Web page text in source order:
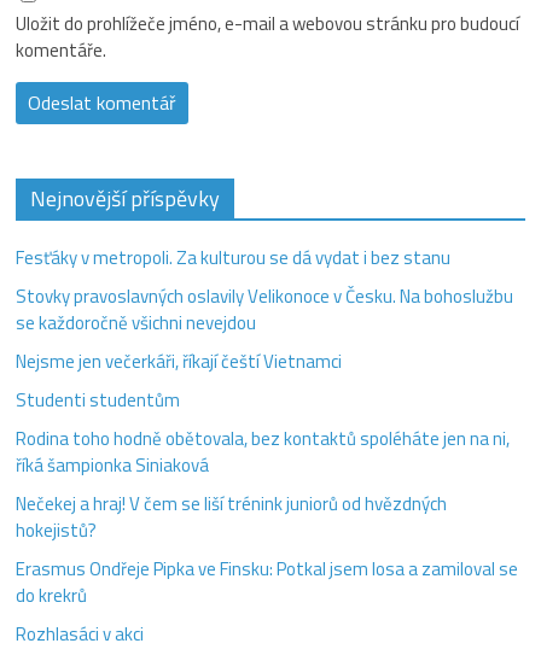
Uložit do prohlížeče jméno, e-mail a webovou stránku pro budoucí
komentáře.
Nejnovější příspěvky
Fesťáky v metropoli. Za kulturou se dá vydat i bez stanu
Stovky pravoslavných oslavily Velikonoce v Česku. Na bohoslužbu
se každoročně všichni nevejdou
Nejsme jen večerkáři, říkají čeští Vietnamci
Studenti studentům
Rodina toho hodně obětovala, bez kontaktů spoléháte jen na ni,
říká šampionka Siniaková
Nečekej a hraj! V čem se liší trénink juniorů od hvězdných
hokejistů?
Erasmus Ondřeje Pipka ve Finsku: Potkal jsem losa a zamiloval se
do krekrů
Rozhlasáci v akci